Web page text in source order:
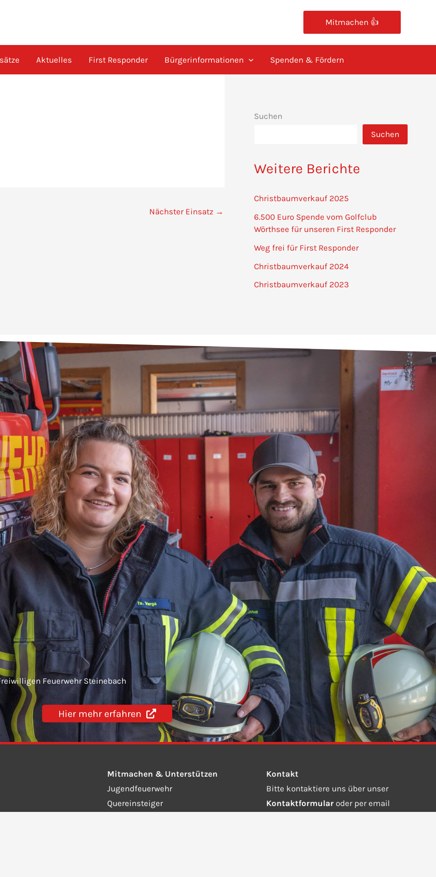
Mitmachen 👍
Aktuelles First Responder Bürgerinformationen Spenden & Fördern
Nächster Einsatz →
Suchen
Suchen
Weitere Berichte
Christbaumverkauf 2025
6.500 Euro Spende vom Golfclub
Wörthsee für unseren First Responder
Weg frei für First Responder
Christbaumverkauf 2024
Christbaumverkauf 2023
Feuerwehr Steinebach
Hier mehr erfahren
Mitmachen & Unterstützen
Jugendfeuerwehr
Quereinsteiger
Kontakt
Bitte kontaktiere uns über unser
Kontaktformular oder per email